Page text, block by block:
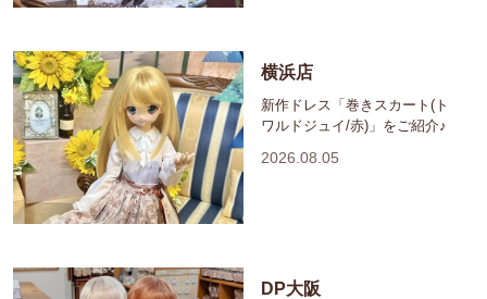
横浜店
新作ドレス「巻きスカート(ト
ワルドジュイ/赤)」をご紹介♪
2026.08.05
DP大阪